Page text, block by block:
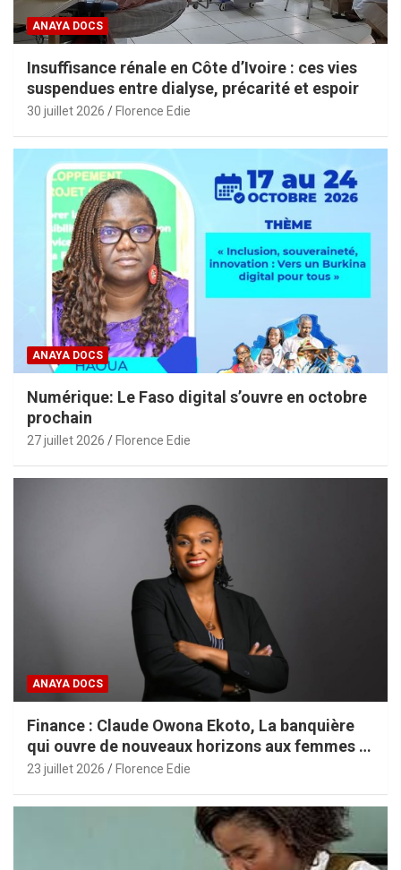
ANAYA DOCS
Insuffisance rénale en Côte d’Ivoire : ces vies
suspendues entre dialyse, précarité et espoir
30 juillet 2026 Florence Edie
ANAYA DOCS
Numérique: Le Faso digital s’ouvre en octobre
prochain
27 juillet 2026 Florence Edie
ANAYA DOCS
Finance : Claude Owona Ekoto, La banquière
qui ouvre de nouveaux horizons aux femmes et
aux PME africaines
23 juillet 2026 Florence Edie